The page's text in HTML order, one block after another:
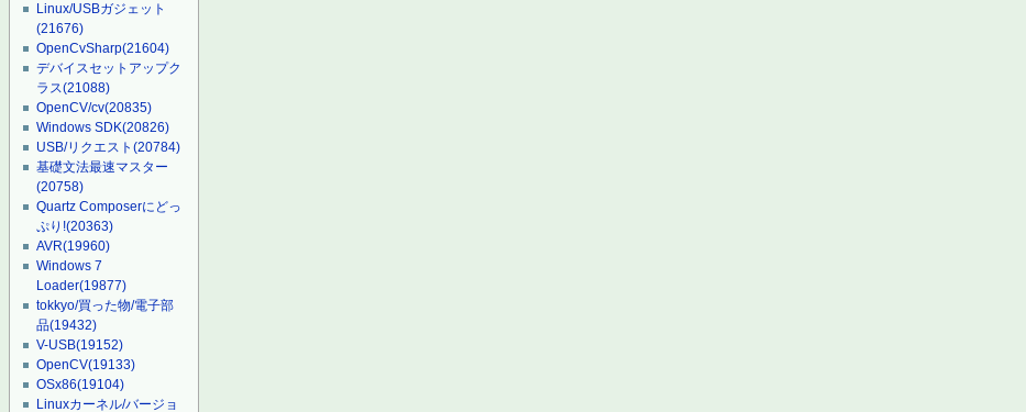
Linux/USBガジェット
(21676)
OpenCvSharp(21604)
デバイスセットアップク
ラス(21088)
OpenCV/cv(20835)
Windows SDK(20826)
USB/リクエスト(20784)
基礎文法最速マスター
(20758)
Quartz Composerにどっ
ぷり!(20363)
AVR(19960)
Windows 7
Loader(19877)
tokkyo/買った物/電子部
品(19432)
V-USB(19152)
OpenCV(19133)
OSx86(19104)
Linuxカーネル/バージョ